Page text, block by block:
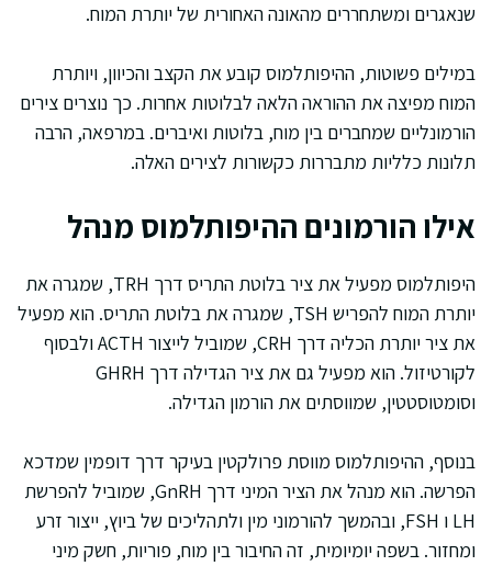
שנאגרים ומשתחררים מהאונה האחורית של יותרת המוח.
במילים פשוטות, ההיפותלמוס קובע את הקצב והכיוון, ויותרת
המוח מפיצה את ההוראה הלאה לבלוטות אחרות. כך נוצרים צירים
הורמונליים שמחברים בין מוח, בלוטות ואיברים. במרפאה, הרבה
תלונות כלליות מתבררות כקשורות לצירים האלה.
אילו הורמונים ההיפותלמוס מנהל
היפותלמוס מפעיל את ציר בלוטת התריס דרך TRH, שמגרה את
יותרת המוח להפריש TSH, שמגרה את בלוטת התריס. הוא מפעיל
את ציר יותרת הכליה דרך CRH, שמוביל לייצור ACTH ולבסוף
לקורטיזול. הוא מפעיל גם את ציר הגדילה דרך GHRH
וסומטוסטטין, שמווסתים את הורמון הגדילה.
בנוסף, ההיפותלמוס מווסת פרולקטין בעיקר דרך דופמין שמדכא
הפרשה. הוא מנהל את הציר המיני דרך GnRH, שמוביל להפרשת
LH ו FSH, ובהמשך להורמוני מין ולתהליכים של ביוץ, ייצור זרע
ומחזור. בשפה יומיומית, זה החיבור בין מוח, פוריות, חשק מיני